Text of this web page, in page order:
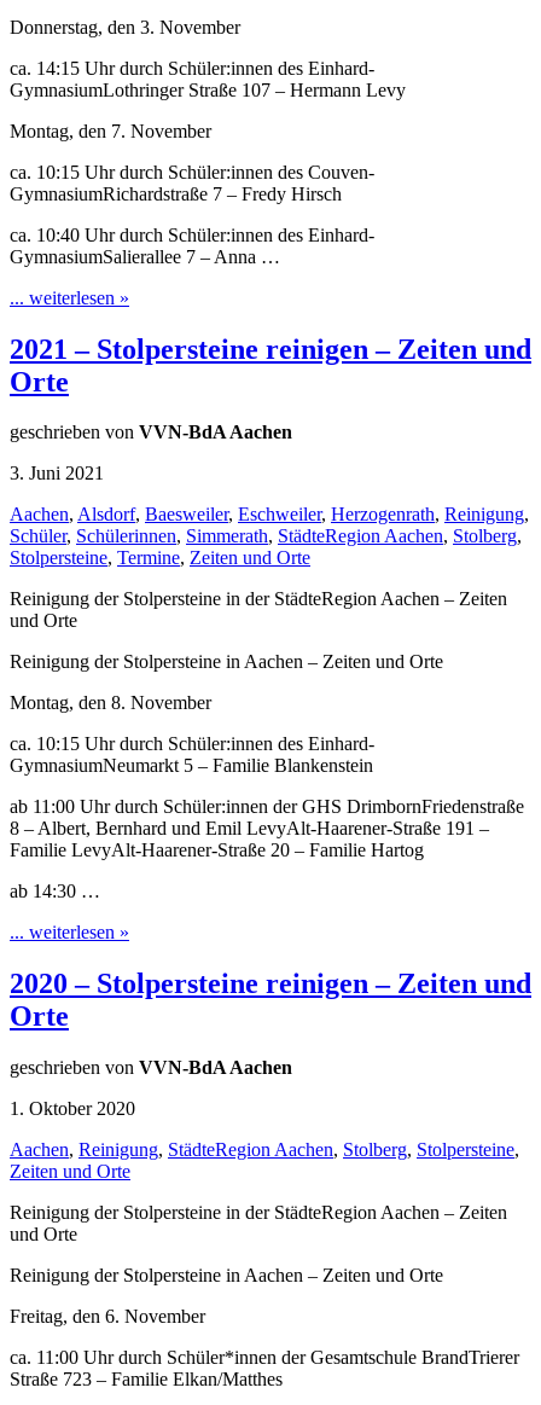
Donnerstag, den 3. November
ca. 14:15 Uhr durch Schüler:innen des Einhard-
GymnasiumLothringer Straße 107 – Hermann Levy
Montag, den 7. November
ca. 10:15 Uhr durch Schüler:innen des Couven-
GymnasiumRichardstraße 7 – Fredy Hirsch
ca. 10:40 Uhr durch Schüler:innen des Einhard-
GymnasiumSalierallee 7 – Anna …
... weiterlesen »
2021 – Stolpersteine reinigen – Zeiten und
Orte
geschrieben von VVN-BdA Aachen
3. Juni 2021
Aachen, Alsdorf, Baesweiler, Eschweiler, Herzogenrath, Reinigung,
Schüler, Schülerinnen, Simmerath, StädteRegion Aachen, Stolberg,
Stolpersteine, Termine, Zeiten und Orte
Reinigung der Stolpersteine in der StädteRegion Aachen – Zeiten
und Orte
Reinigung der Stolpersteine in Aachen – Zeiten und Orte
Montag, den 8. November
ca. 10:15 Uhr durch Schüler:innen des Einhard-
GymnasiumNeumarkt 5 – Familie Blankenstein
ab 11:00 Uhr durch Schüler:innen der GHS DrimbornFriedenstraße
8 – Albert, Bernhard und Emil LevyAlt-Haarener-Straße 191 –
Familie LevyAlt-Haarener-Straße 20 – Familie Hartog
ab 14:30 …
... weiterlesen »
2020 – Stolpersteine reinigen – Zeiten und
Orte
geschrieben von VVN-BdA Aachen
1. Oktober 2020
Aachen, Reinigung, StädteRegion Aachen, Stolberg, Stolpersteine,
Zeiten und Orte
Reinigung der Stolpersteine in der StädteRegion Aachen – Zeiten
und Orte
Reinigung der Stolpersteine in Aachen – Zeiten und Orte
Freitag, den 6. November
ca. 11:00 Uhr durch Schüler*innen der Gesamtschule BrandTrierer
Straße 723 – Familie Elkan/Matthes